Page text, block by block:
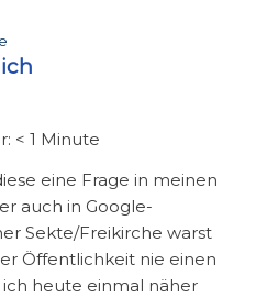
< 1 Minute
eine Frage in meinen
auch in Google-
Sekte/Freikirche warst
Öffentlichkeit nie einen
heute einmal näher